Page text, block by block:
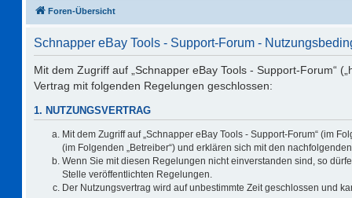
Foren-Übersicht
Schnapper eBay Tools - Support-Forum -
Mit dem Zugriff auf „Schnapper eBay Tools - Support-Forum“
Vertrag mit folgenden Regelungen geschlossen:
1. NUTZUNGSVERTRAG
Mit dem Zugriff auf „Schnapper eBay Tools - Support-Forum“ (im
(im Folgenden „Betreiber“) und erklären sich mit den
Wenn Sie mit diesen Regelungen nicht einverstanden sind, so
Stelle veröffentlichten Regelungen.
Der Nutzungsvertrag wird auf unbestimmte Zeit geschlossen und